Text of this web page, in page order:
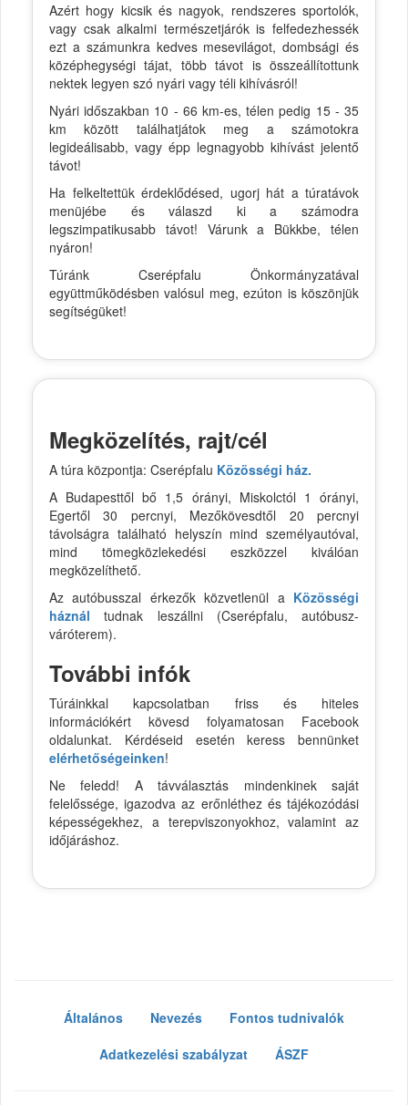
Azért hogy kicsik és nagyok, rendszeres sportolók,
vagy csak alkalmi természetjárók is felfedezhessék
ezt a számunkra kedves mesevilágot, dombsági és
középhegységi tájat, több távot is összeállítottunk
nektek legyen szó nyári vagy téli kihívásról!
Nyári időszakban 10 - 66 km-es, télen pedig 15 - 35
km között találhatjátok meg a számotokra
legideálisabb, vagy épp legnagyobb kihívást jelentő
távot!
Ha felkeltettük érdeklődésed, ugorj hát a túratávok
menüjébe és válaszd ki a számodra
legszimpatikusabb távot! Várunk a Bükkbe, télen
nyáron!
Túránk Cserépfalu Önkormányzatával
együttműködésben valósul meg, ezúton is köszönjük
segítségüket!
Megközelítés, rajt/cél
A túra központja: Cserépfalu Közösségi ház.
A Budapesttől bő 1,5 órányi, Miskolctól 1 órányi,
Egertől 30 percnyi, Mezőkövesdtől 20 percnyi
távolságra található helyszín mind személyautóval,
mind tömegközlekedési eszközzel kiválóan
megközelíthető.
Az autóbusszal érkezők közvetlenül a Közösségi
háznál tudnak leszállni (Cserépfalu, autóbusz-
váróterem).
További infók
Túráinkkal kapcsolatban friss és hiteles
információkért kövesd folyamatosan Facebook
oldalunkat. Kérdéseid esetén keress bennünket
elérhetőségeinken!
Ne feledd! A távválasztás mindenkinek saját
felelőssége, igazodva az erőnléthez és tájékozódási
képességekhez, a terepviszonyokhoz, valamint az
időjáráshoz.
Általános Nevezés
Fontos tudnivalók
Adatkezelési szabályzat
ÁSZF